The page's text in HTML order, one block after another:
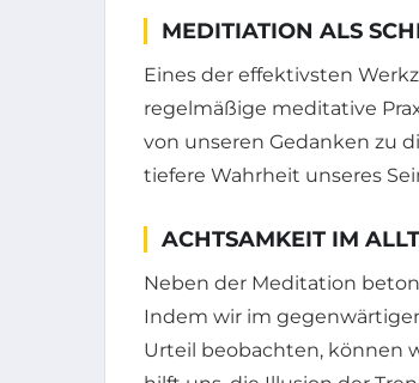
MEDITIATION ALS
Eines der effektivsten
regelmäßige meditative
von unseren Gedanken zu
tiefere Wahrheit unseres
ACHTSAMKEIT IM
Neben der Meditation
Indem wir im
Urteil beobachten, können